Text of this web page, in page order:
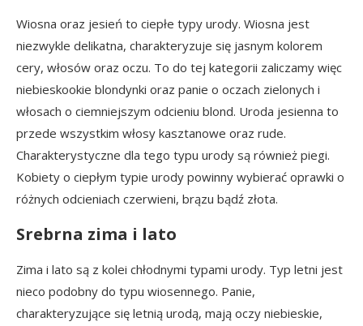
Wiosna oraz jesień to ciepłe typy urody. Wiosna jest
niezwykle delikatna, charakteryzuje się jasnym kolorem
cery, włosów oraz oczu. To do tej kategorii zaliczamy więc
niebieskookie blondynki oraz panie o oczach zielonych i
włosach o ciemniejszym odcieniu blond. Uroda jesienna to
przede wszystkim włosy kasztanowe oraz rude.
Charakterystyczne dla tego typu urody są również piegi.
Kobiety o ciepłym typie urody powinny wybierać oprawki o
różnych odcieniach czerwieni, brązu bądź złota.
Srebrna zima i lato
Zima i lato są z kolei chłodnymi typami urody. Typ letni jest
nieco podobny do typu wiosennego. Panie,
charakteryzujące się letnią urodą, mają oczy niebieskie,